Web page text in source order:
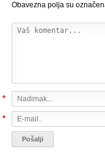
Obavezna polja su
*
*